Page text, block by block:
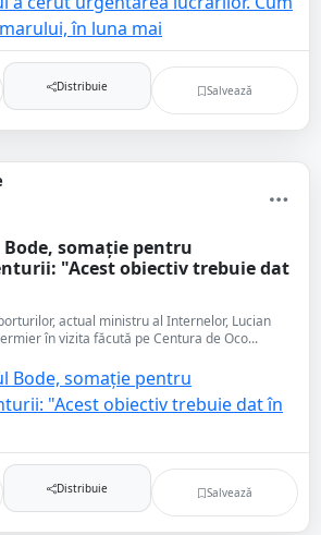
Distribuie Salvează
somație pentru
"Acest obiectiv trebuie dat
actual ministru al Internelor, Lucian
în vizita făcută pe Centura de Oco...
Distribuie Salvează